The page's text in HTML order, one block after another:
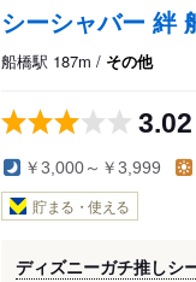
シーシャバー 絆
船橋駅 187m / その他
3.02
￥3,000～￥3,999
貯まる・使える
ディズニーガチ推しシ